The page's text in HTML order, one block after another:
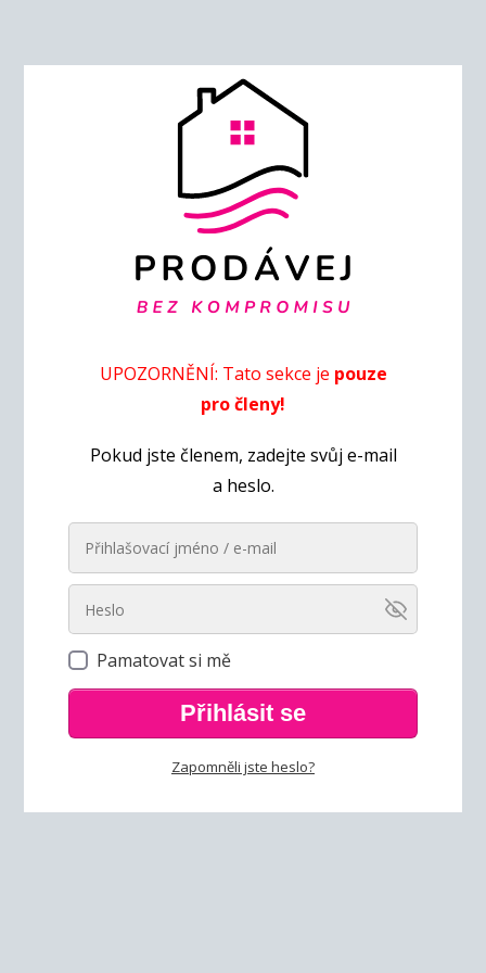
UPOZORNĚNÍ: Tato sekce je pouze
pro členy!
Pokud jste členem, zadejte svůj e-mail
a heslo.
Pamatovat si mě
Přihlásit se
Zapomněli jste heslo?